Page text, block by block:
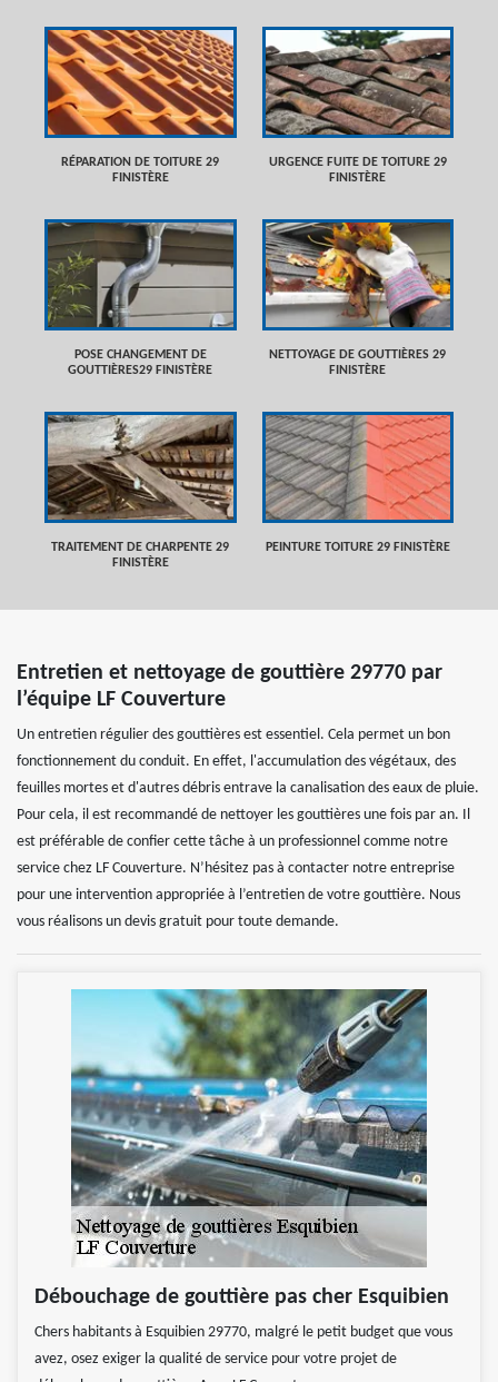
RÉPARATION DE TOITURE 29
FINISTÈRE
URGENCE FUITE DE TOITURE 29
FINISTÈRE
POSE CHANGEMENT DE
GOUTTIÈRES29 FINISTÈRE
NETTOYAGE DE GOUTTIÈRES 29
FINISTÈRE
TRAITEMENT DE CHARPENTE 29
FINISTÈRE
PEINTURE TOITURE 29 FINISTÈRE
Entretien et nettoyage de gouttière 29770 par
l’équipe LF Couverture
Un entretien régulier des gouttières est essentiel. Cela permet un bon
fonctionnement du conduit. En effet, l'accumulation des végétaux, des
feuilles mortes et d'autres débris entrave la canalisation des eaux de pluie.
Pour cela, il est recommandé de nettoyer les gouttières une fois par an. Il
est préférable de confier cette tâche à un professionnel comme notre
service chez LF Couverture. N’hésitez pas à contacter notre entreprise
pour une intervention appropriée à l’entretien de votre gouttière. Nous
vous réalisons un devis gratuit pour toute demande.
Débouchage de gouttière pas cher Esquibien
Chers habitants à Esquibien 29770, malgré le petit budget que vous
avez, osez exiger la qualité de service pour votre projet de